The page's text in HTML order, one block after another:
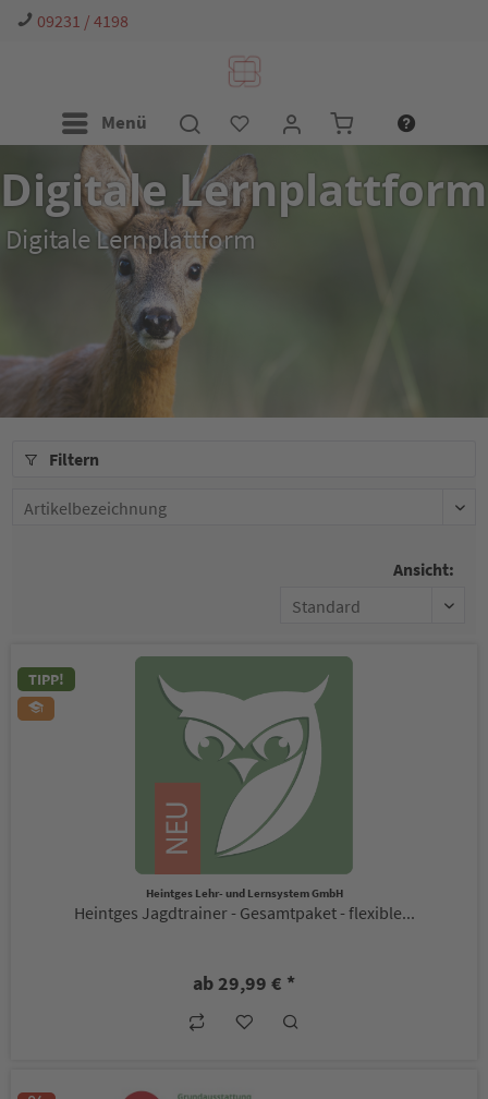
09231 / 4198
Menü
Digitale Lernplattform
Digitale Lernplattform
Filtern
Ansicht:
TIPP!
Heintges Lehr- und Lernsystem GmbH
Heintges Jagdtrainer - Gesamtpaket - flexible...
ab 29,99 € *